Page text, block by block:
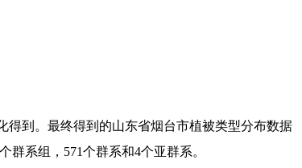
得到。最终得到的山东省烟台市植被类型分布数据
系组，571个群系和4个亚群系。